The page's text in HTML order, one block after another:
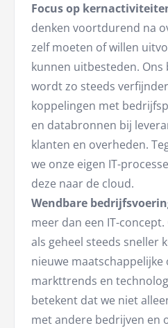
Focus op
denken voortdurend na
zelf moeten of willen
kunnen uitbesteden. Ons
wordt zo steeds
koppelingen met
en databronnen bij
klanten en overheden.
we onze eigen IT-
deze naar de cloud.
Wendbare
meer dan een IT-
als geheel steeds sneller
nieuwe maatschappelijke
markttrends en
betekent dat we niet
met andere bedrijven en